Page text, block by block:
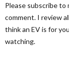
Please subscribe to
comment. I review
think an EV is for
watching.